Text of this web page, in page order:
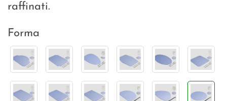
raffinati.
Forma